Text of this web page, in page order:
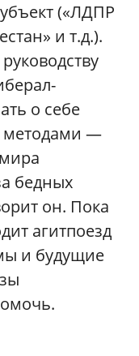
(«ЛДПР
и т.д.).
о себе
—
бедных
он. Пока
агитпоезд
и будущие